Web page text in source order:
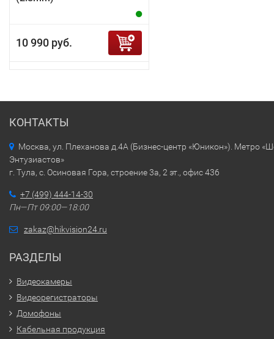
10 990 руб.
КОНТАКТЫ
Москва, ул. Плеханова д.4А (Бизнес-центр «Юникон»). Метро
Энтузиастов»
г. Тула, с. Осиновая Гора, строение 3а, 2 эт., офис 436
+7 (499) 444-14-30
Пн—Пт 09:00—18:00
zakaz@hikvision24.ru
РАЗДЕЛЫ
Видеокамеры
Видеорегистраторы
Домофоны
Кабельная продукция